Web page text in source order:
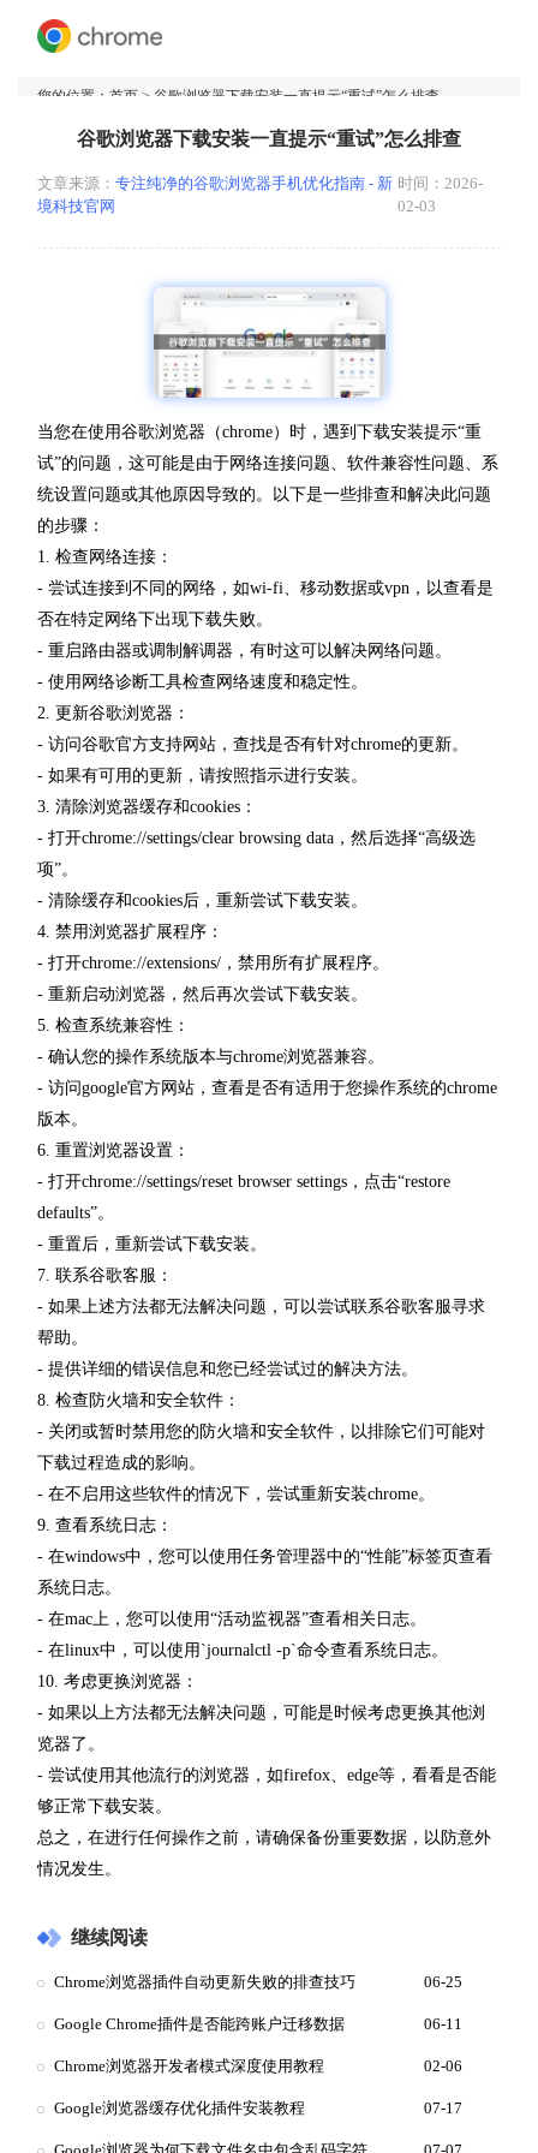
您的位置： 首页 > 谷歌浏览器下载安装一直提示“重试”怎么排查
谷歌浏览器下载安装一直提示“重试”怎么排查
文章来源： 专注纯净的谷歌浏览器手机优化指南 - 新
境科技官网
时间：2026-
02-03
当您在使用谷歌浏览器（chrome）时，遇到下载安装提示“重
试”的问题，这可能是由于网络连接问题、软件兼容性问题、系
统设置问题或其他原因导致的。以下是一些排查和解决此问题
的步骤：
1. 检查网络连接：
- 尝试连接到不同的网络，如wi-fi、移动数据或vpn，以查看是
否在特定网络下出现下载失败。
- 重启路由器或调制解调器，有时这可以解决网络问题。
- 使用网络诊断工具检查网络速度和稳定性。
2. 更新谷歌浏览器：
- 访问谷歌官方支持网站，查找是否有针对chrome的更新。
- 如果有可用的更新，请按照指示进行安装。
3. 清除浏览器缓存和cookies：
- 打开chrome://settings/clear browsing data，然后选择“高级选
项”。
- 清除缓存和cookies后，重新尝试下载安装。
4. 禁用浏览器扩展程序：
- 打开chrome://extensions/，禁用所有扩展程序。
- 重新启动浏览器，然后再次尝试下载安装。
5. 检查系统兼容性：
- 确认您的操作系统版本与chrome浏览器兼容。
- 访问google官方网站，查看是否有适用于您操作系统的chrome
版本。
6. 重置浏览器设置：
- 打开chrome://settings/reset browser settings，点击“restore
defaults”。
- 重置后，重新尝试下载安装。
7. 联系谷歌客服：
- 如果上述方法都无法解决问题，可以尝试联系谷歌客服寻求
帮助。
- 提供详细的错误信息和您已经尝试过的解决方法。
8. 检查防火墙和安全软件：
- 关闭或暂时禁用您的防火墙和安全软件，以排除它们可能对
下载过程造成的影响。
- 在不启用这些软件的情况下，尝试重新安装chrome。
9. 查看系统日志：
- 在windows中，您可以使用任务管理器中的“性能”标签页查看
系统日志。
- 在mac上，您可以使用“活动监视器”查看相关日志。
- 在linux中，可以使用`journalctl -p`命令查看系统日志。
10. 考虑更换浏览器：
- 如果以上方法都无法解决问题，可能是时候考虑更换其他浏
览器了。
- 尝试使用其他流行的浏览器，如firefox、edge等，看看是否能
够正常下载安装。
总之，在进行任何操作之前，请确保备份重要数据，以防意外
情况发生。
继续阅读
Chrome浏览器插件自动更新失败的排查技巧 06-25
Google Chrome插件是否能跨账户迁移数据 06-11
Chrome浏览器开发者模式深度使用教程 02-06
Google浏览器缓存优化插件安装教程 07-17